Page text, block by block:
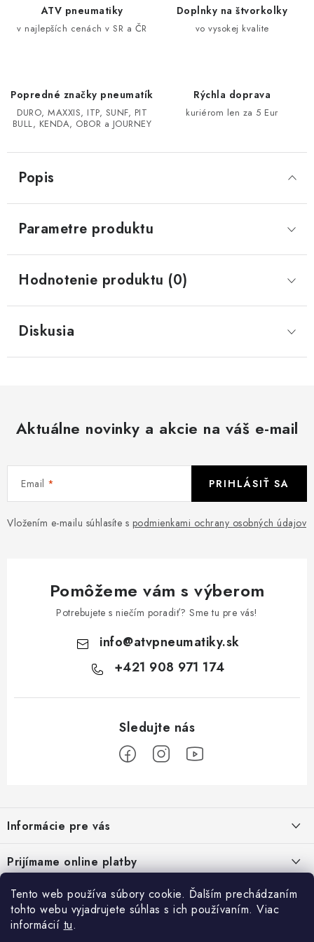
Tento web používa súbory cookie. Ďalším prechádzaním
tohto webu vyjadrujete súhlas s ich používaním. Viac
informácií tu.
CF MOTO CFORCE X850/X1000
LINHAI 400/500/M550/650
SEGWAY SNARLER AT6 AT5
Všeobecné obchodné podmienky
Reklamačný poriadok - formulár
Kontakt
ATV pneumatiky
v najlepších cenách v SR a ČR
Doplnky na štvorkolky
vo vysokej kvalite
Popredné značky pneumatík
DURO, MAXXIS, ITP, SUNF, PIT
BULL, KENDA, OBOR a JOURNEY
Rýchla doprava
kuriérom len za 5 Eur
Popis
Parametre produktu
Hodnotenie produktu (0)
Diskusia
Aktuálne novinky a akcie na váš e-mail
Email
Vložením e-mailu súhlasíte s podmienkami ochrany osobných údajov
PRIHLÁSIŤ SA
Pomôžeme vám s výberom
Potrebujete s niečím poradiť? Sme tu pre vás!
info@atvpneumatiky.sk
+421 908 971 174
p
ä
t
Informácie pre vás
Reklamačný poriadok - formulár
Kontakt
Prijímame online platby
Prihlásenie
E-mail
Facebook